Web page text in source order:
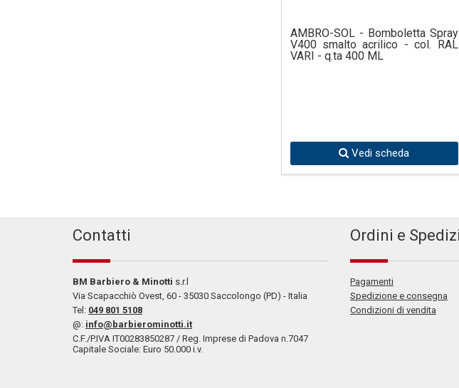
AMBRO-SOL - Bomboletta Spray
V400 smalto acrilico - col. RAL
VARI - q.ta 400 ML
Vedi scheda
Contatti
BM Barbiero & Minotti s.r.l
Via Scapacchiò Ovest, 60 - 35030 Saccolongo (PD) - Italia
Tel: 049 801 5108
@: info@barbierominotti.it
C.F./P.IVA IT00283850287 / Reg. Imprese di Padova n.7047
Capitale Sociale: Euro 50.000 i.v.
Ordini e
Pagamenti
Spedizione e consegna
Condizioni di vendita